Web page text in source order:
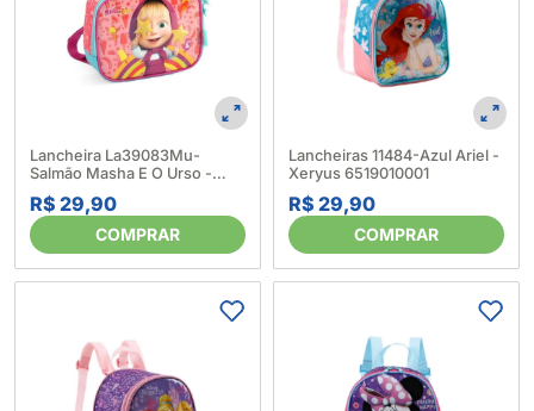
Lancheira La39083Mu-
Salmão Masha E O Urso -
Luxcel 6525710001
R$ 29,90
COMPRAR
Lancheiras 11484-Azul Ariel -
Xeryus 6519010001
R$ 29,90
COMPRAR